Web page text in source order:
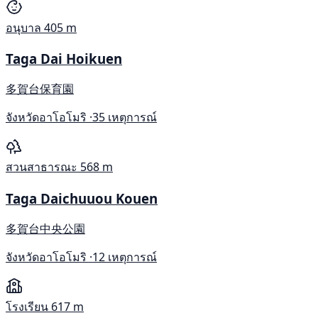
อนุบาล 405 m
Taga Dai Hoikuen
多賀台保育園
จังหวัดอาโอโมริ ·35 เหตุการณ์
สวนสาธารณะ 568 m
Taga Daichuuou Kouen
多賀台中央公園
จังหวัดอาโอโมริ ·12 เหตุการณ์
โรงเรียน 617 m